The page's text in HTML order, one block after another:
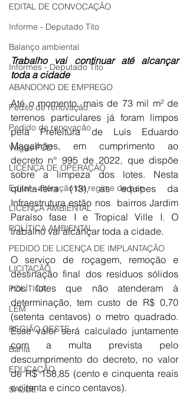
EDITAL DE CONVOCAÇÃO
Informe - Deputado Tito
Balanço ambiental
Informes - Deputado Tito
ABANDONO DE EMPREGO
Pedito de renovação
Pedido de renovação
Vagas PCD
LICENÇA DE OPERAÇÃO
Edital - alteração de regime de ben
LICENÇA AMBIENTAL
POLÍTICA AMBIENTAL
PEDIDO DE LICENÇA DE IMPLANTAÇÃO
LICITAÇÃO
POLÍTICA
LEM
REGIÃO OESTE
Bahia
EDUCAÇÃO
SAÚDE
Trabalho vai continuar até alcançar
toda a cidade
Até o momento, mais de 73 mil m² de
terrenos particulares já foram limpos
pela Prefeitura de Luís Eduardo
Magalhães, em cumprimento ao
decreto n° 995 de 2022, que dispõe
sobre a limpeza dos lotes. Nesta
quinta-feira (13), as equipes da
Infraestrutura estão nos  bairros Jardim
Paraíso fase I e Tropical Ville I. O
trabalho vai alcançar toda a cidade.
O serviço de roçagem, remoção e
destinação final dos resíduos sólidos
nos lotes que não atenderam à
determinação, tem custo de R$ 0,70
(setenta centavos) o metro quadrado.
Esse valor será calculado juntamente
com a multa prevista pelo
descumprimento do decreto, no valor
de R$ 158,85 (cento e cinquenta reais
e oitenta e cinco centavos).